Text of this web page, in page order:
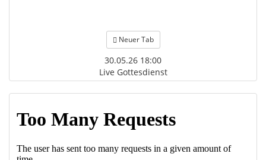
Neuer Tab
30.05.26 18:00
Live Gottesdienst